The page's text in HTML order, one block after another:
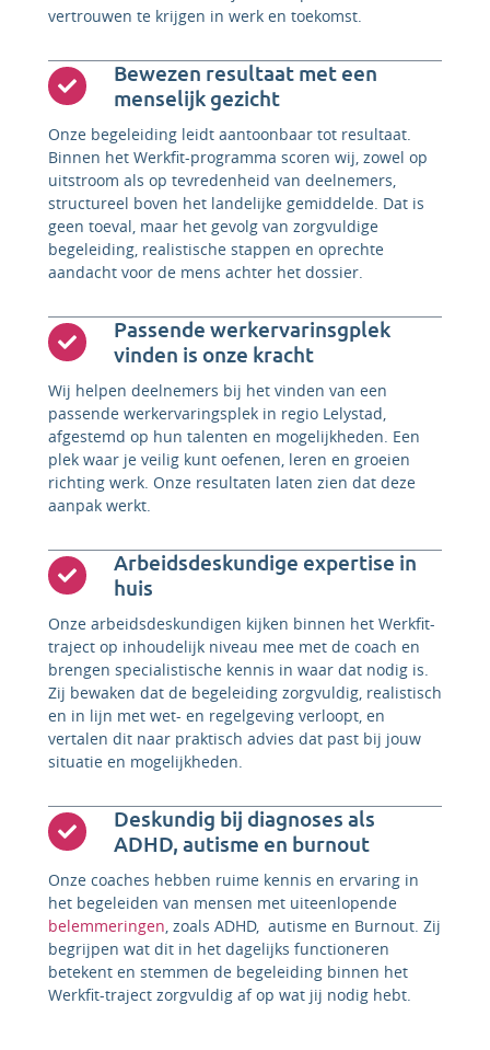
vertrouwen te krijgen in werk en toekomst.
Bewezen resultaat met een
menselijk gezicht
Onze begeleiding leidt aantoonbaar tot resultaat.
Binnen het Werkfit-programma scoren wij, zowel op
uitstroom als op tevredenheid van deelnemers,
structureel boven het landelijke gemiddelde. Dat is
geen toeval, maar het gevolg van zorgvuldige
begeleiding, realistische stappen en oprechte
aandacht voor de mens achter het dossier.
Passende werkervarinsgplek
vinden is onze kracht
Wij helpen deelnemers bij het vinden van een
passende werkervaringsplek in regio Lelystad,
afgestemd op hun talenten en mogelijkheden. Een
plek waar je veilig kunt oefenen, leren en groeien
richting werk. Onze resultaten laten zien dat deze
aanpak werkt.
Arbeidsdeskundige expertise in
huis
Onze arbeidsdeskundigen kijken binnen het Werkfit-
traject op inhoudelijk niveau mee met de coach en
brengen specialistische kennis in waar dat nodig is.
Zij bewaken dat de begeleiding zorgvuldig, realistisch
en in lijn met wet- en regelgeving verloopt, en
vertalen dit naar praktisch advies dat past bij jouw
situatie en mogelijkheden.
Deskundig bij diagnoses als
ADHD, autisme en burnout
Onze coaches hebben ruime kennis en ervaring in
het begeleiden van mensen met uiteenlopende
belemmeringen , zoals ADHD, autisme en Burnout. Zij
begrijpen wat dit in het dagelijks functioneren
betekent en stemmen de begeleiding binnen het
Werkfit-traject zorgvuldig af op wat jij nodig hebt.